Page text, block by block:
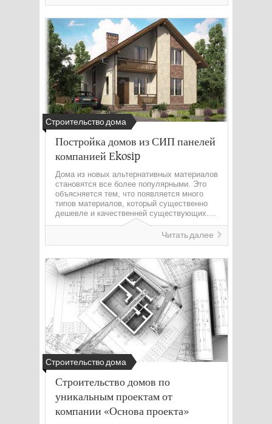
Строительство дома
Постройка домов из СИП панелей
компанией Еkosip
Дома из новых альтернативных материалов
становятся все более популярными. Это
объясняется тем, что появляется много
типов материалов, который существенно
дешевле и качественней существующих....
Читать далее
Строительство дома
Строительство домов по
уникальным проектам от
компании «Основа проекта»